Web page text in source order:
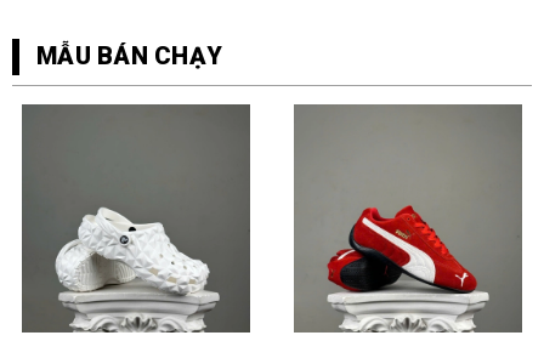
MẪU BÁN CHẠY